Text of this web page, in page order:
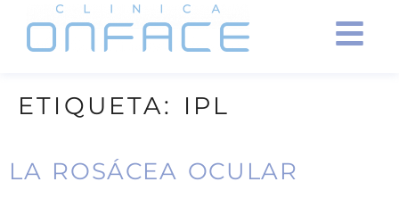
ETIQUETA: IPL
LA ROSÁCEA OCULAR